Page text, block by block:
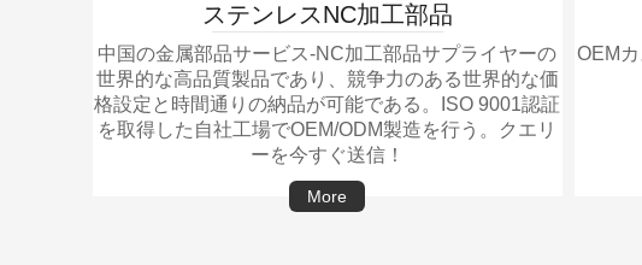
ステンレスNC加工部品
中国の金属部品サービス-NC加工部品サプライヤーの
世界的な高品質製品であり、競争力のある世界的な価
格設定と時間通りの納品が可能である。ISO 9001認証
を取得した自社工場でOEM/ODM製造を行う。クエリ
ーを今すぐ送信！
More
OEM